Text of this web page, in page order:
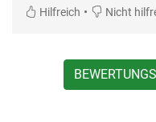
Hilfreich • Nicht